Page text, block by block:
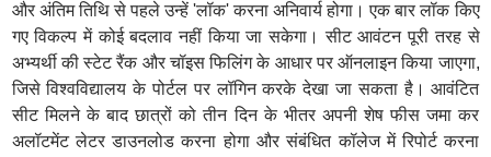
और अंतिम तिथि से पहले उन्हें 'लॉक' करना अनिवार्य होगा। एक बार लॉक किए
गए विकल्प में कोई बदलाव नहीं किया जा सकेगा। सीट आवंटन पूरी तरह से
अभ्यर्थी की स्टेट रैंक और चॉइस फिलिंग के आधार पर ऑनलाइन किया जाएगा,
जिसे विश्वविद्यालय के पोर्टल पर लॉगिन करके देखा जा सकता है। आवंटित
सीट मिलने के बाद छात्रों को तीन दिन के भीतर अपनी शेष फीस जमा कर
अलॉटमेंट लेटर डाउनलोड करना होगा और संबंधित कॉलेज में रिपोर्ट करना